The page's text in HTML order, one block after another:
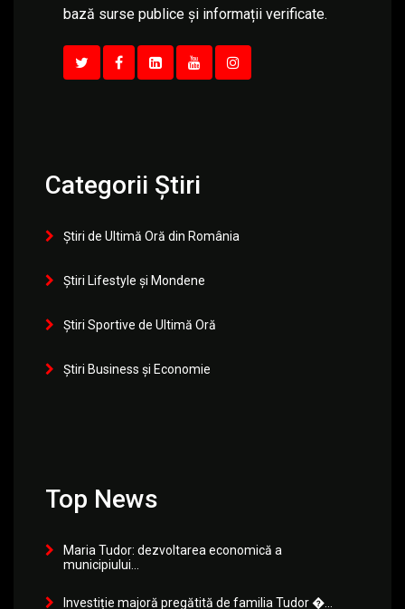
bază surse publice și informații verificate.
Categorii Știri
Știri de Ultimă Oră din România
Știri Lifestyle și Mondene
Știri Sportive de Ultimă Oră
Știri Business și Economie
Top News
Maria Tudor: dezvoltarea economică a
municipiului...
Investiție majoră pregătită de familia Tudor �...